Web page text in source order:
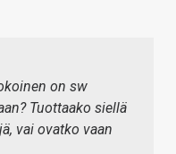
on sw
Tuottaako siellä
vai ovatko vaan